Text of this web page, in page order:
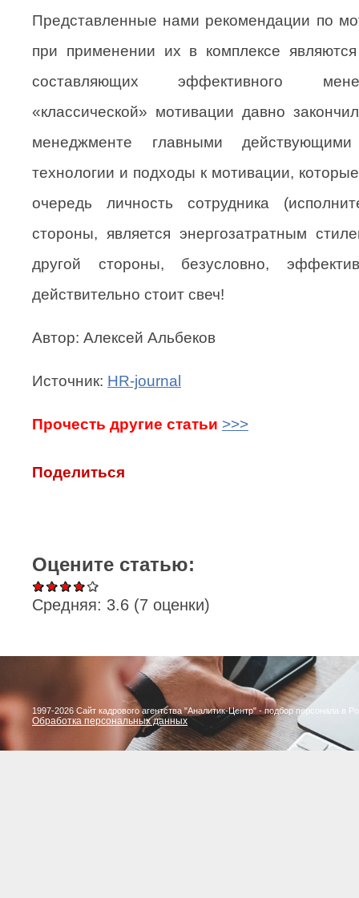
Представленные нами рекомендации по
при применении их в комплексе
составляющих эффективного
«классической» мотивации давно
менеджменте главными
технологии и подходы к мотивации,
очередь личность сотрудника
стороны, является энергозатратным
другой стороны, безусловно,
действительно стоит свеч!
Автор: Алексей Альбеков
Источник: HR-journal
Прочесть другие статьи >>>
Поделиться
Оцените статью:
Средняя: 3.6 (7 оценки)
1997-2026 Сайт кадрового агентства "Аналитик-Центр" - подбор персонала в
Обработка персональных данных